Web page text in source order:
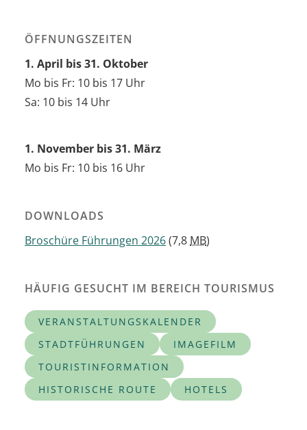
ÖFFNUNGSZEITEN
1. April bis 31. Oktober
Mo bis Fr: 10 bis 17 Uhr
Sa: 10 bis 14 Uhr
1. November bis 31. März
Mo bis Fr: 10 bis 16 Uhr
DOWNLOADS
Broschüre Führungen 2026(7,8 MB)
HÄUFIG GESUCHT IM BEREICH TOURISMUS
VERANSTALTUNGSKALENDER
STADTFÜHRUNGEN
IMAGEFILM
TOURISTINFORMATION
HISTORISCHE ROUTE
HOTELS